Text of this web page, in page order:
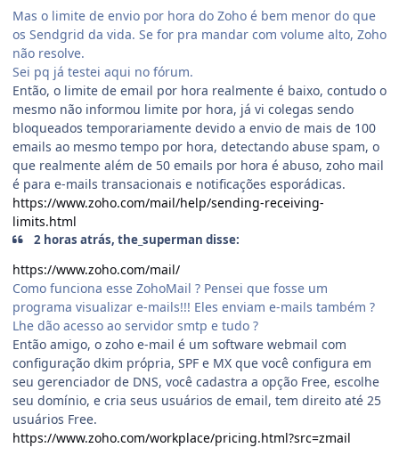
Mas o limite de envio por hora do Zoho é bem menor do que
os Sendgrid da vida. Se for pra mandar com volume alto, Zoho
não resolve.
Sei pq já testei aqui no fórum.
Então, o limite de email por hora realmente é baixo, contudo o
mesmo não informou limite por hora, já vi colegas sendo
bloqueados temporariamente devido a envio de mais de 100
emails ao mesmo tempo por hora, detectando abuse spam, o
que realmente além de 50 emails por hora é abuso, zoho mail
é para e-mails transacionais e notificações esporádicas.
https://www.zoho.com/mail/help/sending-receiving-
limits.html
2 horas atrás, the_superman disse:
https://www.zoho.com/mail/
Como funciona esse ZohoMail ? Pensei que fosse um
programa visualizar e-mails!!! Eles enviam e-mails também ?
Lhe dão acesso ao servidor smtp e tudo ?
Então amigo, o zoho e-mail é um software webmail com
configuração dkim própria, SPF e MX que você configura em
seu gerenciador de DNS, você cadastra a opção Free, escolhe
seu domínio, e cria seus usuários de email, tem direito até 25
usuários Free.
https://www.zoho.com/workplace/pricing.html?src=zmail